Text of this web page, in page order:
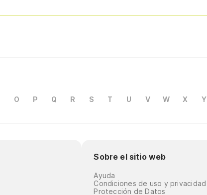
O P Q R S T U V W X Y
Sobre el sitio web
Ayuda
Condiciones de uso y privacidad
Protección de Datos